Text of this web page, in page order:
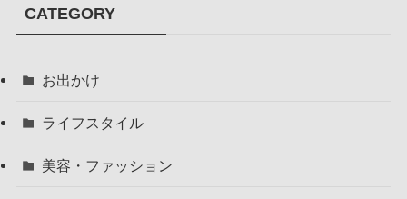
CATEGORY
お出かけ
ライフスタイル
美容・ファッション